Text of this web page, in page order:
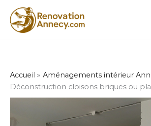
contenu
Accueil
Aménagements intérieur
Déconstruction cloisons briques ou